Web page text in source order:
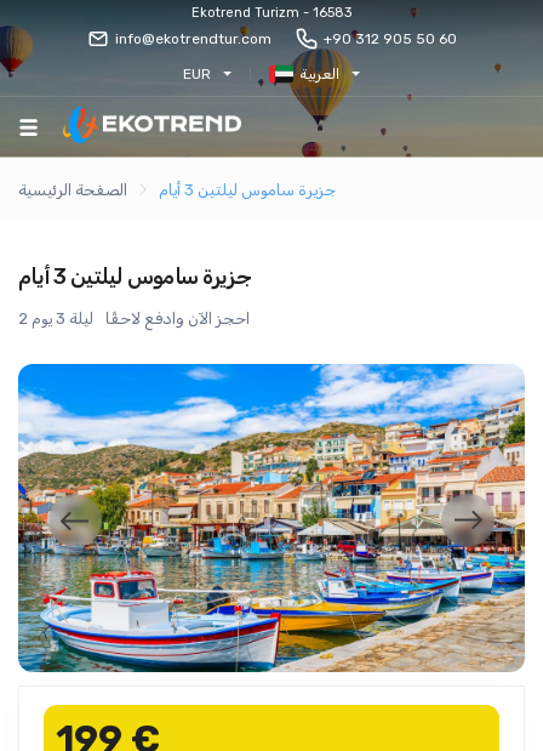
Ekotrend Turizm - 16583
info@ekotrendtur.com +90 312 905 50 60
EUR العربية
الصفحة الرئيسية جزيرة ساموس ليلتين 3 أيام
جزيرة ساموس ليلتين 3 أيام
2 ليلة 3 يوم احجز الآن وادفع لاحقًا
199 €